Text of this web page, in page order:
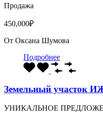
Продажа
450,000₽
От Оксана Шумова
Подробнее
Земельный участок
УНИКАЛЬНОЕ